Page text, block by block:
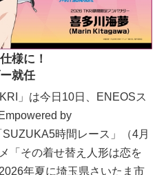
様に！
就任
」は今日10日、ENEOSス
by
時間レース」（4月
「その着せ替え人形は恋を
年夏に埼玉県さいたま市